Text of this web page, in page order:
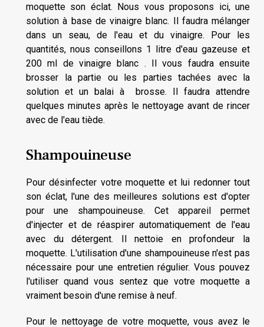
moquette son éclat. Nous vous proposons ici, une
solution à base de vinaigre blanc. Il faudra mélanger
dans un seau, de l'eau et du vinaigre. Pour les
quantités, nous conseillons 1 litre d'eau gazeuse et
200 ml de vinaigre blanc . Il vous faudra ensuite
brosser la partie ou les parties tachées avec la
solution et un balai à brosse. Il faudra attendre
quelques minutes après le nettoyage avant de rincer
avec de l'eau tiède.
Shampouineuse
Pour désinfecter votre moquette et lui redonner tout
son éclat, l'une des meilleures solutions est d'opter
pour une shampouineuse. Cet appareil permet
d'injecter et de réaspirer automatiquement de l'eau
avec du détergent. Il nettoie en profondeur la
moquette. L'utilisation d'une shampouineuse n'est pas
nécessaire pour une entretien régulier. Vous pouvez
l'utiliser quand vous sentez que votre moquette a
vraiment besoin d'une remise à neuf.
Pour le nettoyage de votre moquette, vous avez le